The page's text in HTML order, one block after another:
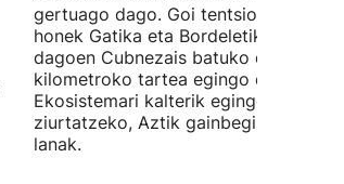
gertuago dago. Goi tentsioko linea
honek Gatika eta Bordeletik gertu
dagoen Cubnezais batuko ditu eta
kilometroko tartea egingo du ur
Ekosistemari kalterik egingo ez
ziurtatzeko, Aztik gainbegiratuko
lanak.